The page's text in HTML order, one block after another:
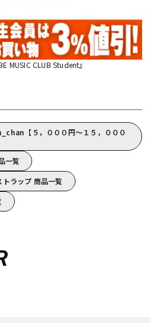
MUSIC CLUB Student』
【５，０００円～１５，０００
一覧
ラップ 商品一覧